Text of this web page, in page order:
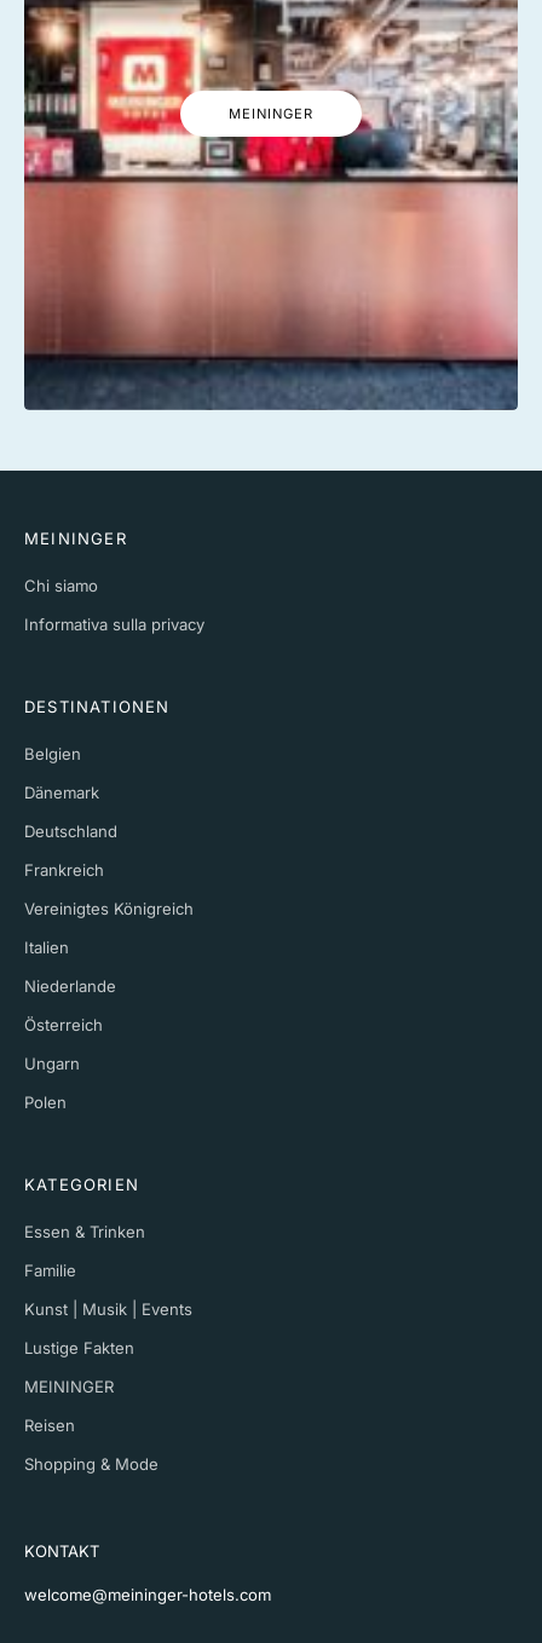
MEININGER
MEININGER
Chi siamo
Informativa sulla privacy
DESTINATIONEN
Belgien
Dänemark
Deutschland
Frankreich
Vereinigtes Königreich
Italien
Niederlande
Österreich
Ungarn
Polen
KATEGORIEN
Essen & Trinken
Familie
Kunst | Musik | Events
Lustige Fakten
MEININGER
Reisen
Shopping & Mode
KONTAKT
welcome@meininger-hotels.com